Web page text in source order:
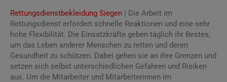
Rettungsdienstbekleidung Siegen | Die Arbeit im
Rettungsdienst erfordert schnelle Reaktionen und eine sehr
hohe Flexibilität. Die Einsatzkräfte geben täglich ihr Bestes,
um das Leben anderer Menschen zu retten und deren
Gesundheit zu schützen. Dabei gehen sie an ihre Grenzen und
setzen sich selbst unterschiedlichen Gefahren und Risiken
aus. Um die Mitarbeiter und Mitarbeiterinnen im